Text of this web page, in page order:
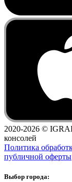
2020-2026 ©
консолей
Политика
публичной оферты
Выбор города: